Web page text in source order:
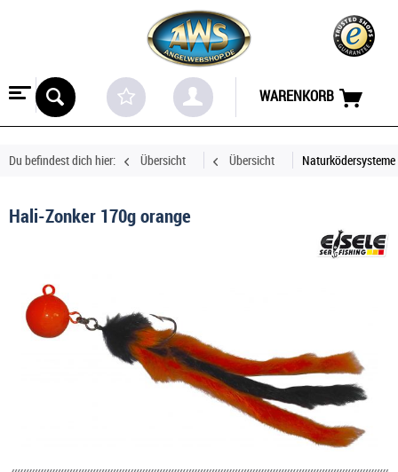
WARENKORB
Du befindest dich hier: Übersicht Übersicht Naturködersysteme
Hali-Zonker 170g orange